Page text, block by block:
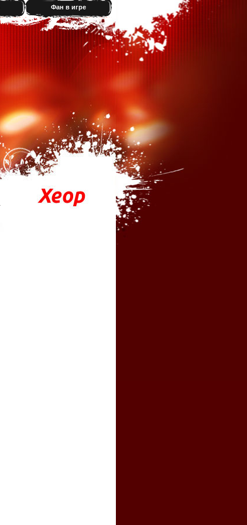
Фан в игре